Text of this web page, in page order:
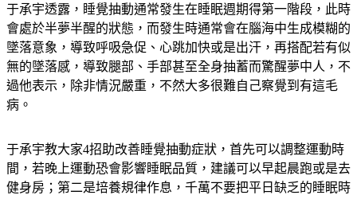
于承宇透露，睡覺抽動通常發生在睡眠週期得第一階段，此時
會處於半夢半醒的狀態，而發生時通常會在腦海中生成模糊的
墜落意象，導致呼吸急促、心跳加快或是出汗，再搭配若有似
無的墜落感，導致腿部、手部甚至全身抽蓄而驚醒夢中人，不
過他表示，除非情況嚴重，不然大多很難自己察覺到有這毛
于承宇教大家4招助改善睡覺抽動症狀，首先可以調整運動時
間，若晚上運動恐會影響睡眠品質，建議可以早起晨跑或是去